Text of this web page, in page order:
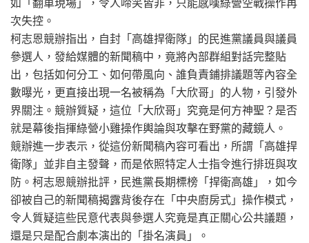
次失控。
柯志恩競辦指出，自封「高雄捍衛隊」的民進黨議員與議員
參選人，發給媒體的新聞稿中，竟將內部群組對話完整貼
出，包括如何分工、如何帶風向、誰負責鋪排議題等內容全
數曝光，更直接出現一名被稱為「大欣哥」的人物，引發外
界關注。競辦質疑，這位「大欣哥」究竟是何方神聖？是否
就是幕後指揮綠營小雞操作輿論與攻擊在野黨的藏鏡人。
競辦進一步表示，從這份新聞稿內容可看出，所謂「高雄捍
衛隊」並非自主發聲，而是依照特定人士指令進行排班與攻
防。柯志恩競辦批評，民進黨長期標榜「捍衛高雄」，如今
卻被自己的新聞稿揭露背後存在「中央廚房式」操作模式，
令人質疑這些民意代表與參選人究竟是真正關心公共議題，
還是只是配合劇本演出的「掛名演員」。